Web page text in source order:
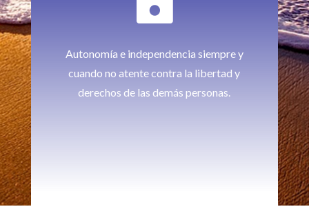
Autonomía e independencia siempre y
cuando no atente contra la libertad y
derechos de las demás personas.